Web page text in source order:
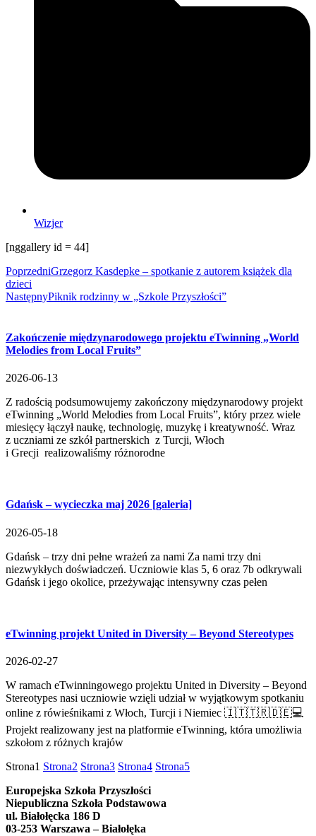
Wizjer
[nggallery id = 44]
PoprzedniGrzegorz Kasdepke – spotkanie z autorem książek dla
dzieci
NastępnyPiknik rodzinny w „Szkole Przyszłości”
Zakończenie międzynarodowego projektu eTwinning „World
Melodies from Local Fruits”
2026-06-13
Z radością podsumowujemy zakończony międzynarodowy projekt
eTwinning „World Melodies from Local Fruits”, który przez wiele
miesięcy łączył naukę, technologię, muzykę i kreatywność. Wraz
z uczniami ze szkół partnerskich z Turcji, Włoch
i Grecji realizowaliśmy różnorodne
Gdańsk – wycieczka maj 2026 [galeria]
2026-05-18
Gdańsk – trzy dni pełne wrażeń za nami Za nami trzy dni
niezwykłych doświadczeń. Uczniowie klas 5, 6 oraz 7b odkrywali
Gdańsk i jego okolice, przeżywając intensywny czas pełen
eTwinning projekt United in Diversity – Beyond Stereotypes
2026-02-27
W ramach eTwinningowego projektu United in Diversity – Beyond
Stereotypes nasi uczniowie wzięli udział w wyjątkowym spotkaniu
online z rówieśnikami z Włoch, Turcji i Niemiec 🇮🇹🇹🇷🇩🇪💻
Projekt realizowany jest na platformie eTwinning, która umożliwia
szkołom z różnych krajów
Strona1 Strona2 Strona3 Strona4 Strona5
Europejska Szkoła Przyszłości
Niepubliczna Szkoła Podstawowa
ul. Białołęcka 186 D
03-253 Warszawa – Białołęka